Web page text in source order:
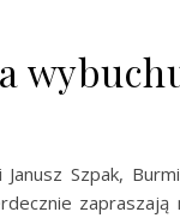
Szpak,